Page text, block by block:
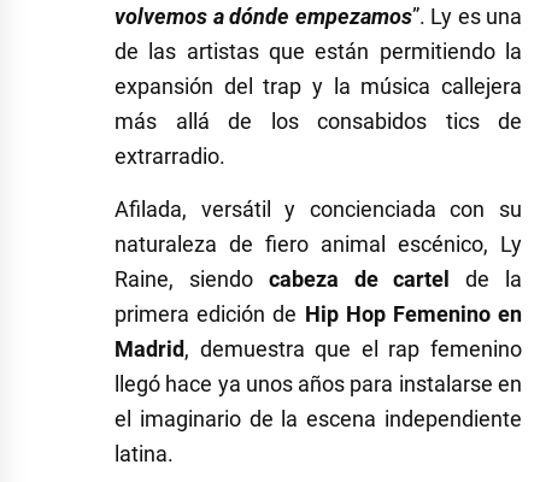
volvemos a dónde empezamos”. Ly es una
de las artistas que están permitiendo la
expansión del trap y la música callejera
más allá de los consabidos tics de
extrarradio.
Afilada, versátil y concienciada con su
naturaleza de fiero animal escénico, Ly
Raine, siendo cabeza de cartel
de la
primera edición de Hip Hop Femenino en
Madrid, demuestra que el rap femenino
llegó hace ya unos años para instalarse en
el imaginario de la escena independiente
latina.